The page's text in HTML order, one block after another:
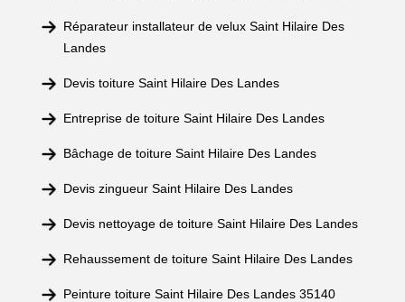
Réparateur installateur de velux Saint Hilaire Des
Landes
Devis toiture Saint Hilaire Des Landes
Entreprise de toiture Saint Hilaire Des Landes
Bâchage de toiture Saint Hilaire Des Landes
Devis zingueur Saint Hilaire Des Landes
Devis nettoyage de toiture Saint Hilaire Des Landes
Rehaussement de toiture Saint Hilaire Des Landes
Peinture toiture Saint Hilaire Des Landes 35140